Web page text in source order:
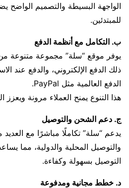
الواجهة البسيطة والتصميم الواضح
للمبتدئين.
ب. التكامل مع أنظمة الدفع
يوفر موقع “سلة” مجموعة متنوعة
ذلك الدفع الإلكتروني، والدفع عند
الدفع العالمية مثل PayPal.
هذا التنوع يمنح العملاء مرونة ويعزز
ج. دعم الشحن والتوصيل
يدعم “سلة” تكاملًا مباشرًا مع
والتوصيل المحلية والدولية، مما
التوصيل بسهولة وكفاءة.
د. خطط مجانية ومدفوعة